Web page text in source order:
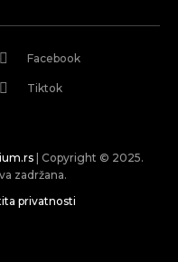
Facebook
Tiktok
| Copyright © 2025.
zadržana.
privatnosti